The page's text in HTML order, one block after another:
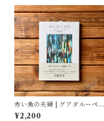
赤い魚の夫婦 | グアダルーペ・
ネッテル, 宇野和美(訳)
¥2,200